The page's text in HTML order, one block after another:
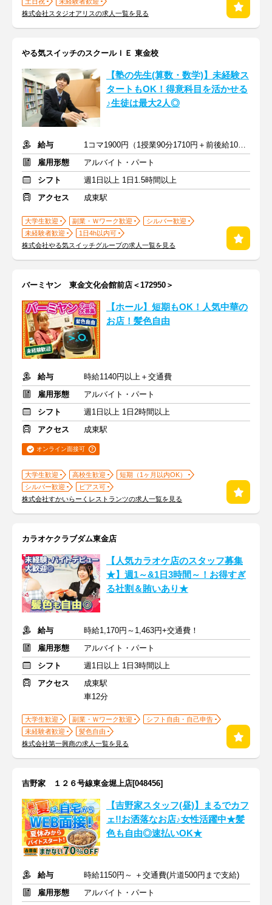
株式会社スタジオアリスの求人一覧を見る
やる気スイッチのスクールＩＥ 東金校
【塾の先生(算数・数学)】未経験ス
タートもOK！得意科目を活かせる
♪生徒は最大2人◎
給与
1コマ1900円（1授業90分1710円＋前後給10分190円）
雇用形態
アルバイト・パート
シフト
週1日以上 1日1.5時間以上
アクセス
成東駅
大学生歓迎 副業・Ｗワーク歓迎
シルバー歓迎
未経験者歓迎
1日4h以内可
株式会社やる気スイッチグループの求人一覧を見る
バーミヤン 東金文化会館前店＜172950＞
【ホール】短期もOK！人気中華の
お店！髪色自由
給与
時給1140円以上＋交通費
雇用形態
アルバイト・パート
シフト
週1日以上 1日2時間以上
アクセス
成東駅
オンライン面接可
大学生歓迎 高校生歓迎
短期（1ヶ月以内OK）
シルバー歓迎
ピアス可
株式会社すかいらーくレストランツの求人一覧を見る
カラオケクラブダム東金店
【人気カラオケ店のスタッフ募集
★】週1～&1日3時間～！お得すぎ
る社割＆賄いあり★
給与
時給1,170円～1,463円+交通費！
雇用形態
アルバイト・パート
シフト
週1日以上 1日3時間以上
アクセス
成東駅
車12分
大学生歓迎 副業・Ｗワーク歓迎
シフト自由・自己申告
未経験者歓迎
髪色自由
株式会社第一興商の求人一覧を見る
吉野家 １２６号線東金堀上店[048456]
【吉野家スタッフ(昼)】まるでカフ
ェ!!お洒落なお店♪女性活躍中★髪
色も自由◎速払いOK★
給与
時給1150円～ ＋交通費(片道500円まで支給)
雇用形態
アルバイト・パート